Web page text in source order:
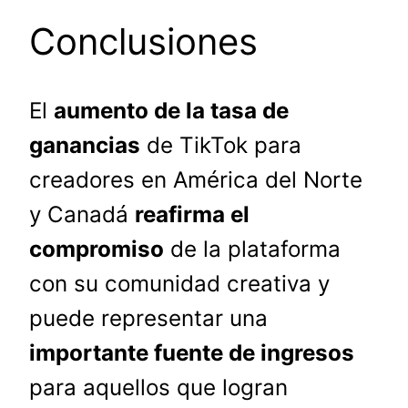
Conclusiones
El aumento de la tasa de
ganancias de TikTok para
creadores en América del Norte
y Canadá reafirma el
compromiso de la plataforma
con su comunidad creativa y
puede representar una
importante fuente de ingresos
para aquellos que logran